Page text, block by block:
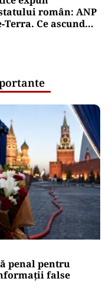
va studia
a aprobat
către Naspers
expun
român: ANP
Ce ascund
și cine răspunde
IT a instituțiilor